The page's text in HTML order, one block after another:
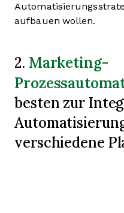
aufbauen wollen.
2. Marketing-
besten zur
verschiedene